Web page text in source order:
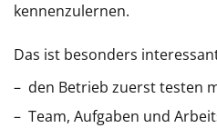
kennenzulernen.
Das ist besonders
den Betrieb zuerst testen
Team, Aufgaben und